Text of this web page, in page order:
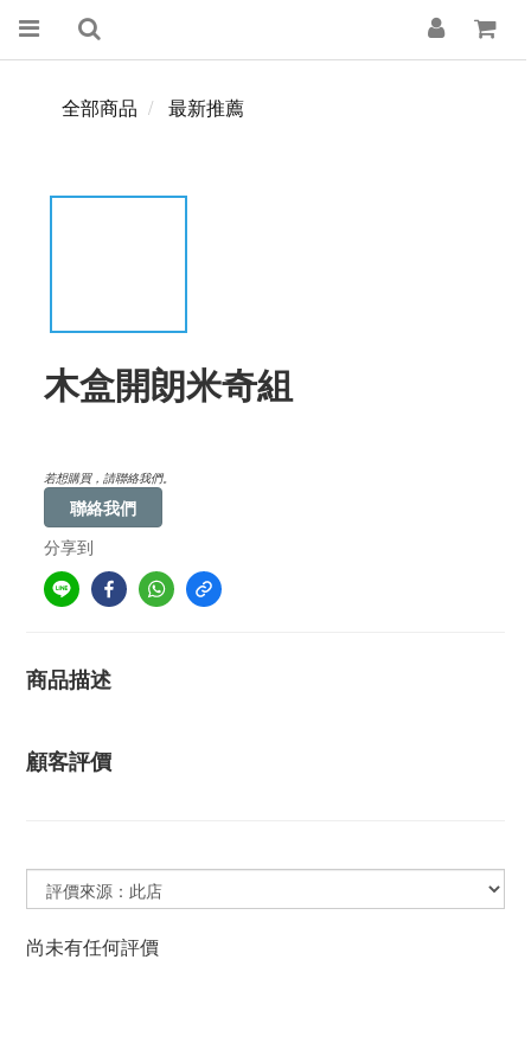
全部商品 最新推薦
木盒開朗米奇組
若想購買，請聯絡我們。
聯絡我們
分享到
商品描述
顧客評價
尚未有任何評價